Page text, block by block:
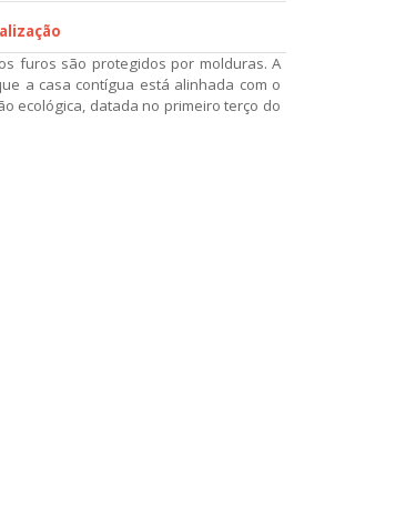
furos são protegidos por molduras. A
a casa contígua está alinhada com o
ecológica, datada no primeiro terço do